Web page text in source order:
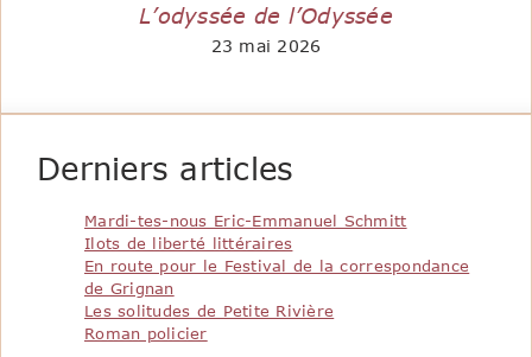
L’odyssée de l’Odyssée
23 mai 2026
Derniers articles
Mardi-tes-nous Eric-Emmanuel Schmitt
Ilots de liberté littéraires
En route pour le Festival de la correspondance
de Grignan
Les solitudes de Petite Rivière
Roman policier